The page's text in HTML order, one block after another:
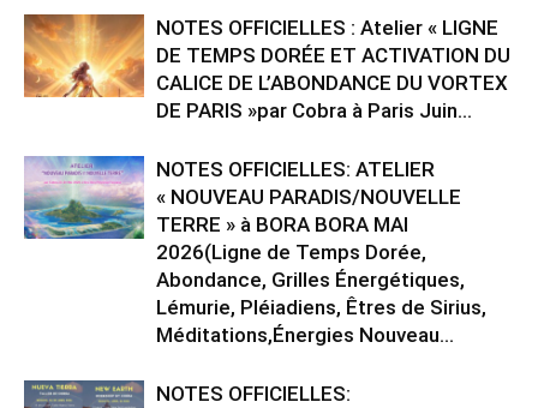
NOTES OFFICIELLES : Atelier « LIGNE
DE TEMPS DORÉE ET ACTIVATION DU
CALICE DE L’ABONDANCE DU VORTEX
DE PARIS »par Cobra à Paris Juin...
NOTES OFFICIELLES: ATELIER
« NOUVEAU PARADIS/NOUVELLE
TERRE » à BORA BORA MAI
2026(Ligne de Temps Dorée,
Abondance, Grilles Énergétiques,
Lémurie, Pléiadiens, Êtres de Sirius,
Méditations,Énergies Nouveau...
NOTES OFFICIELLES: